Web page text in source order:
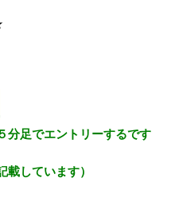
足でエントリーするです
しています）